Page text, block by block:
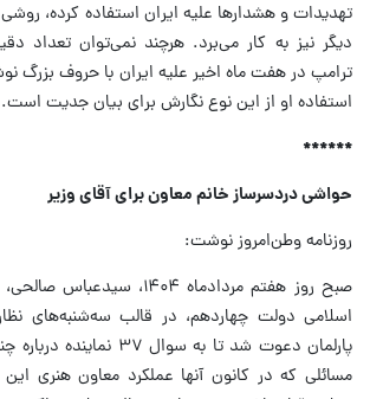
تهدیدات و هشدار‌ها علیه ایران استفاده کرده،
دیگر نیز به کار می‌برد. هرچند نمی‌توان تعداد
ترامپ در هفت ماه اخیر علیه ایران با حروف بزرگ
استفاده او از این نوع نگارش برای بیان جدیت است.
******
حواشی دردسرساز خانم معاون برای آقای وزیر
روزنامه وطن‌امروز نوشت:
صبح روز هفتم مردادماه ۱۴۰۴،
اسلامی دولت چهاردهم، در قالب سه‌شنبه‌های
پارلمان دعوت شد تا به سوال
مسائلی که در کانون آنها عملکرد معاون هنری این